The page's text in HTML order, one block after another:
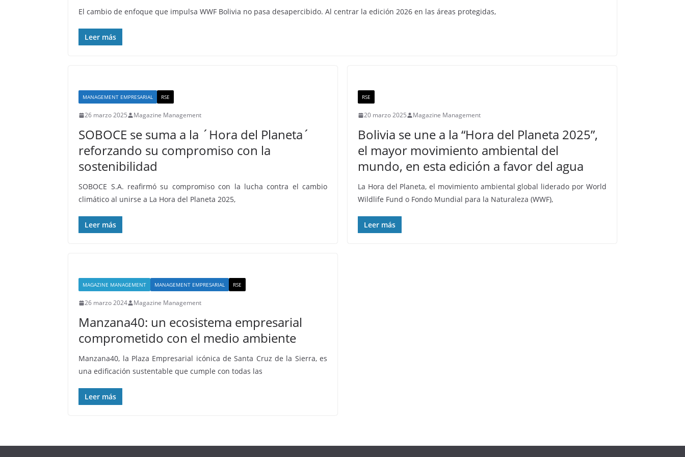
El cambio de enfoque que impulsa WWF Bolivia no pasa desapercibido. Al centrar la edición 2026 en las áreas protegidas,
Leer más
MANAGEMENT EMPRESARIAL RSE
26 marzo 2025 Magazine Management
SOBOCE se suma a la ´Hora del Planeta´
reforzando su compromiso con la
sostenibilidad
SOBOCE S.A. reafirmó su compromiso con la lucha contra el cambio
climático al unirse a La Hora del Planeta 2025,
Leer más
RSE
20 marzo 2025 Magazine Management
Bolivia se une a la “Hora del Planeta 2025”,
el mayor movimiento ambiental del
mundo, en esta edición a favor del agua
La Hora del Planeta, el movimiento ambiental global liderado por World
Wildlife Fund o Fondo Mundial para la Naturaleza (WWF),
Leer más
MAGAZINE MANAGEMENT MANAGEMENT EMPRESARIAL RSE
26 marzo 2024 Magazine Management
Manzana40: un ecosistema empresarial
comprometido con el medio ambiente
Manzana40, la Plaza Empresarial icónica de Santa Cruz de la Sierra, es
una edificación sustentable que cumple con todas las
Leer más